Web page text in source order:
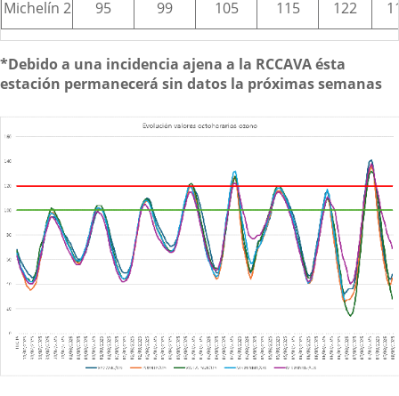
Michelín 2
95 99 105 115 122
*Debido a una incidencia ajena a la RCCAVA ésta
estación permanecerá sin datos la próximas semanas